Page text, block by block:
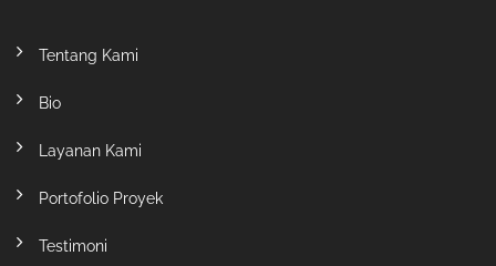
Tentang Kami
Bio
Layanan Kami
Portofolio Proyek
Testimoni